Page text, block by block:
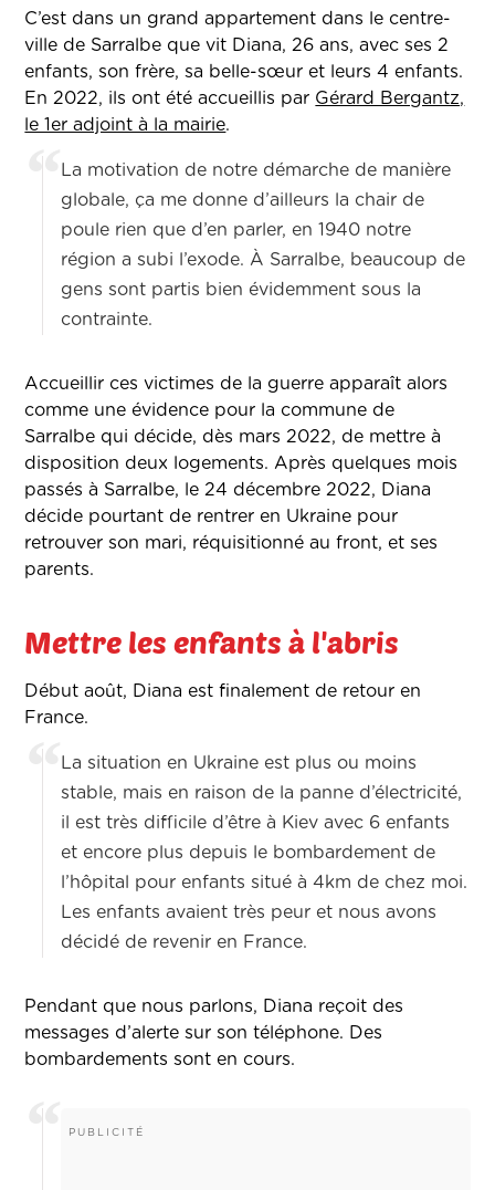
C’est dans un grand appartement dans le centre-
ville de Sarralbe que vit Diana, 26 ans, avec ses 2
enfants, son frère, sa belle-sœur et leurs 4 enfants.
En 2022, ils ont été accueillis par Gérard Bergantz,
le 1er adjoint à la mairie.
La motivation de notre démarche de manière
globale, ça me donne d’ailleurs la chair de
poule rien que d’en parler, en 1940 notre
région a subi l’exode. À Sarralbe, beaucoup de
gens sont partis bien évidemment sous la
contrainte.
Accueillir ces victimes de la guerre apparaît alors
comme une évidence pour la commune de
Sarralbe qui décide, dès mars 2022, de mettre à
disposition deux logements. Après quelques mois
passés à Sarralbe, le 24 décembre 2022, Diana
décide pourtant de rentrer en Ukraine pour
retrouver son mari, réquisitionné au front, et ses
parents.
Mettre les enfants à l'abris
Début août, Diana est finalement de retour en
France.
La situation en Ukraine est plus ou moins
stable, mais en raison de la panne d’électricité,
il est très difficile d’être à Kiev avec 6 enfants
et encore plus depuis le bombardement de
l’hôpital pour enfants situé à 4km de chez moi.
Les enfants avaient très peur et nous avons
décidé de revenir en France.
Pendant que nous parlons, Diana reçoit des
messages d’alerte sur son téléphone. Des
bombardements sont en cours.